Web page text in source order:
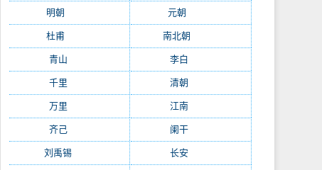
明朝 元朝
杜甫 南北朝
青山 李白
千里 清朝
万里 江南
齐己(781) 阑干
刘禹锡 长安